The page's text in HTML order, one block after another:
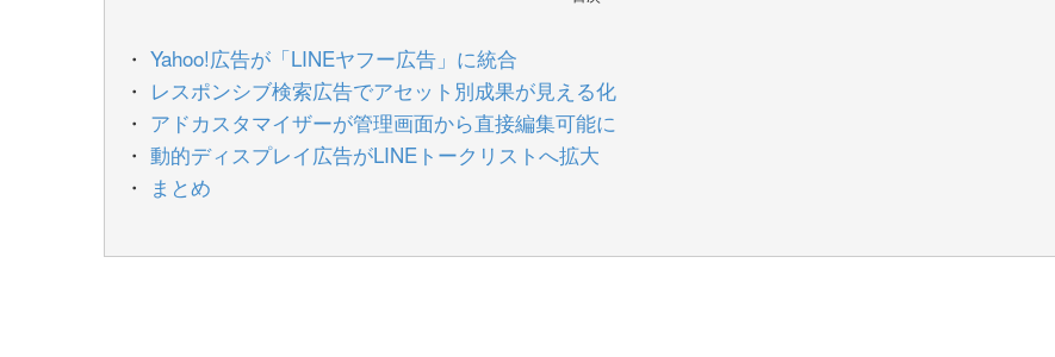
Yahoo!広告が「LINEヤフー広告」に統合
レスポンシブ検索広告でアセット別成果が見える化
アドカスタマイザーが管理画面から直接編集可能に
動的ディスプレイ広告がLINEトークリストへ拡大
まとめ